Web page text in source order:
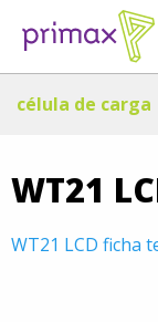
célula de carga
WT21
WT21 LCD ficha